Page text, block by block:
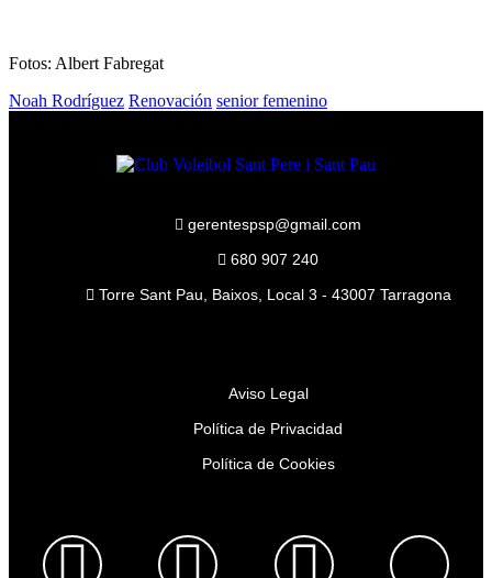
Fotos: Albert Fabregat
Noah Rodríguez Renovación senior femenino
gerentespsp@gmail.com
680 907 240
Torre Sant Pau, Baixos, Local 3 - 43007 Tarragona
Aviso Legal
Política de Privacidad
Política de Cookies